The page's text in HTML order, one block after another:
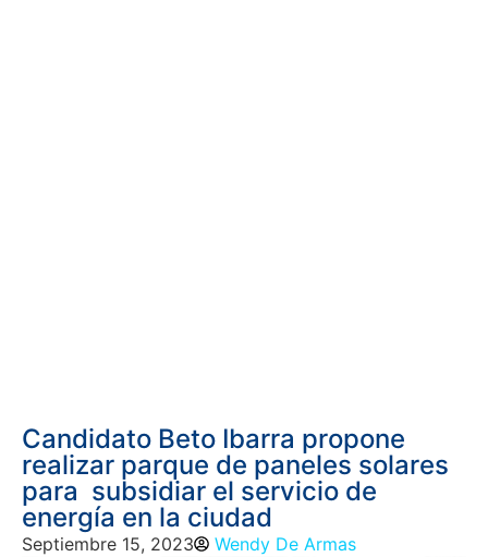
Candidato Beto Ibarra propone
realizar parque de paneles solares
para subsidiar el servicio de
energía en la ciudad
Septiembre 15, 2023
Wendy De Armas